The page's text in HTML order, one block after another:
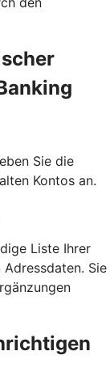
Sie die
Kontos an.
Liste Ihrer
Sie